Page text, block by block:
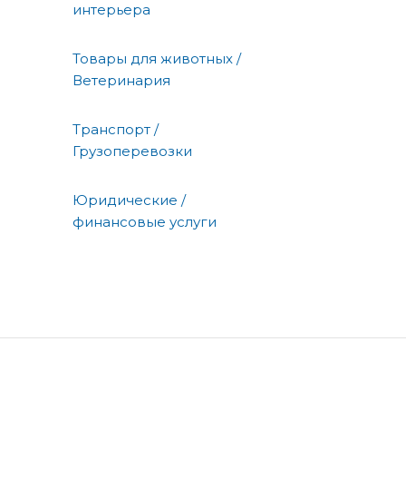
интерьера
Товары для животных /
Ветеринария
Транспорт /
Грузоперевозки
Юридические /
финансовые услуги